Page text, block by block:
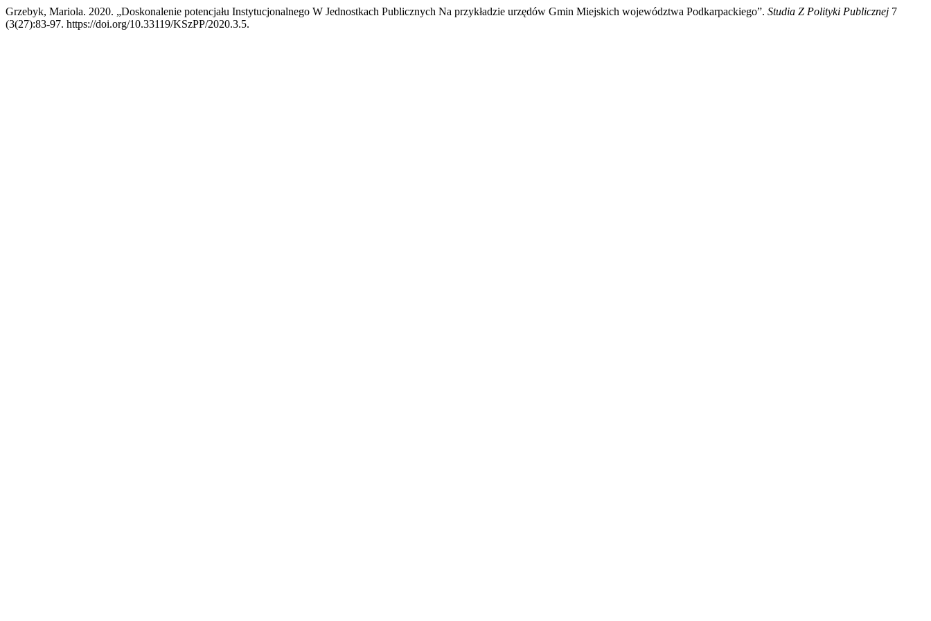
Grzebyk, Mariola. 2020. „Doskonalenie potencjału Instytucjonalnego W Jednostkach Publicznych Na przykładzie urzędów Gmin Miejskich województwa Podkarpackiego”. Studia Z Polityki Publicznej 7
(3(27):83-97. https://doi.org/10.33119/KSzPP/2020.3.5.